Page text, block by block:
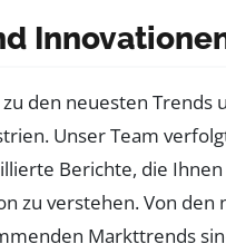
den neuesten Trends
Unser Team
Berichte, die
zu verstehen. Von den
Markttrends